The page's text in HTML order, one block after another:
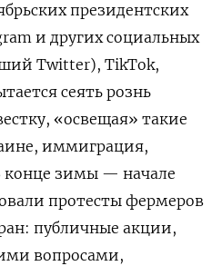
президентских
и других социальных
Twitter), TikTok,
сеять рознь
«освещая» такие
иммиграция,
конце зимы — начале
протесты фермеров
публичные акции,
вопросами,